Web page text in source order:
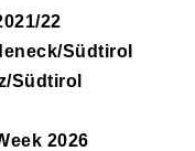
22
Südtirol
Südtirol
2026